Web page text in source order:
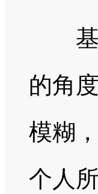
基于
的角
模糊
个人